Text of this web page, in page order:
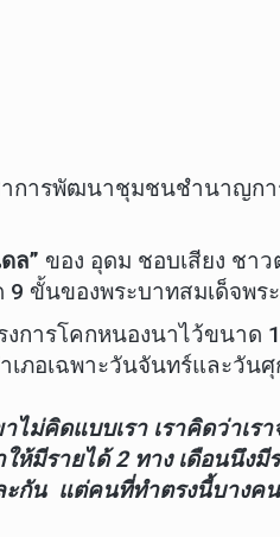
การพัฒนาชุมชนชำนาญกา
ล” ของ อุดม ชอบเสียง ชา
ขั้นของพระบาทสมเด็จพ
งการโคกหนองนาไว้ขนา
ภอเฉพาะวันจันทร์และวัน
ไม่คิดแบบเรา เราคิดว่าเ
ห้มีรายได้ 2 ทาง เดือนนึ
ะกัน แต่คนที่ทำตรงนี้บางค